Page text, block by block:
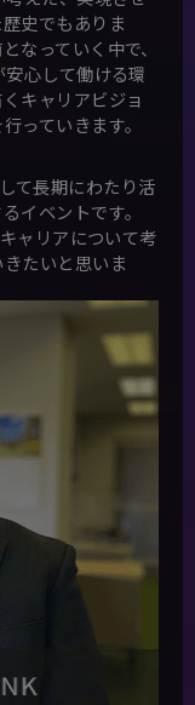
史でもありま
なっていく中で、
心して働ける環
キャリアビジョ
っていきます。
て長期にわたり活
イベントです。
ャリアについて考
たいと思いま